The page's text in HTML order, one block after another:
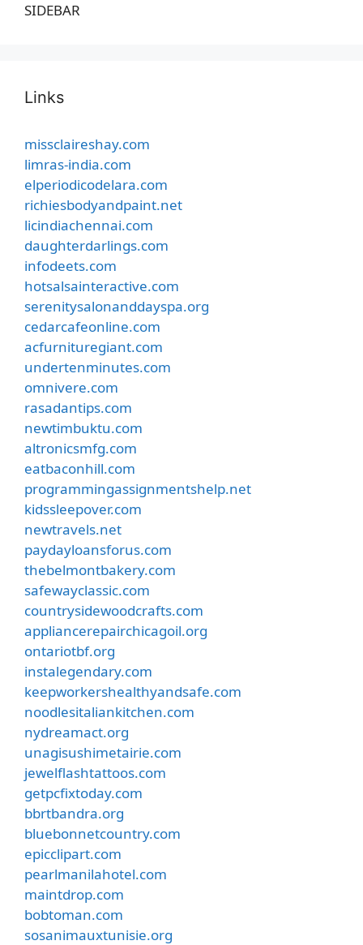
SIDEBAR
Links
missclaireshay.com
limras-india.com
elperiodicodelara.com
richiesbodyandpaint.net
licindiachennai.com
daughterdarlings.com
infodeets.com
hotsalsainteractive.com
serenitysalonanddayspa.org
cedarcafeonline.com
acfurnituregiant.com
undertenminutes.com
omnivere.com
rasadantips.com
newtimbuktu.com
altronicsmfg.com
eatbaconhill.com
programmingassignmentshelp.net
kidssleepover.com
newtravels.net
paydayloansforus.com
thebelmontbakery.com
safewayclassic.com
countrysidewoodcrafts.com
appliancerepairchicagoil.org
ontariotbf.org
instalegendary.com
keepworkershealthyandsafe.com
noodlesitaliankitchen.com
nydreamact.org
unagisushimetairie.com
jewelflashtattoos.com
getpcfixtoday.com
bbrtbandra.org
bluebonnetcountry.com
epicclipart.com
pearlmanilahotel.com
maintdrop.com
bobtoman.com
sosanimauxtunisie.org